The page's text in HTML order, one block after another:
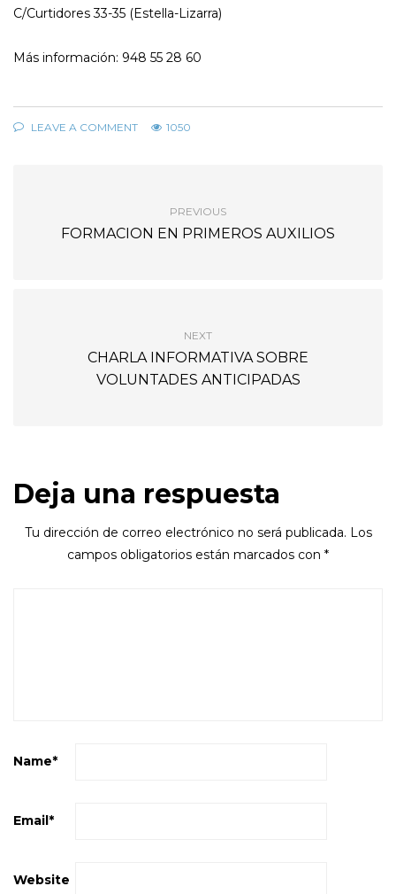
C/Curtidores 33-35 (Estella-Lizarra)
Más información: 948 55 28 60
LEAVE A COMMENT 1050
PREVIOUS
FORMACION EN PRIMEROS AUXILIOS
NEXT
CHARLA INFORMATIVA SOBRE
VOLUNTADES ANTICIPADAS
Deja una respuesta
Tu dirección de correo electrónico no será publicada. Los
campos obligatorios están marcados con *
Name*
Email*
Website